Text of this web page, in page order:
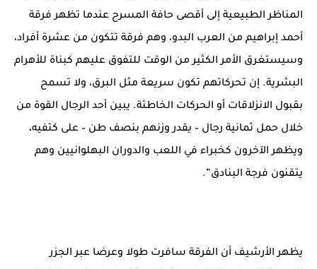
المناظر الطبيعية إلى أقصى حافة المسرح عندما تظهر فرقة
أحمد إبراهيم من العرب البدو، وهم فرقة تتكون من عشرة أفراد،
وسيستغرق الأمر الكثير من الوقت للتفوق عليهم كبناة للأهرام
البشرية. إن تحركاتهم تكون سريعة مثل البرق، ولا تسمح
بقبول الانزلاقات أو الحركات الخاطئة. يبين أحد الرجال القوة من
خلال حمل ثمانية رجال – يقدر وزنهم بنصف طن – على كتفيه،
ويظهر الآخرون كخبراء في اللعب والدوران البهلوانيين وهم
يتقنون فرجة البنادق”.
يظهر الأرشيف أن الفرقة سافرت طولا وعرضا عبر الجزر